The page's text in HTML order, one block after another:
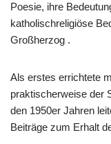
Poesie, ihre
katholischreligiöse
Großherzog .
Als erstes errichtete
praktischerweise der
den 1950er Jahren
Beiträge zum Erhalt